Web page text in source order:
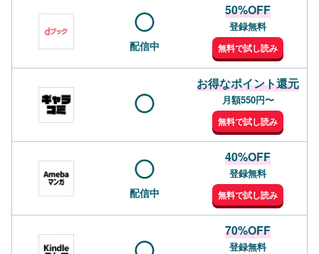
配信中
50%OFF
登録無料
無料で試し読み
お得なポイント還元
月額550円〜
無料で試し読み
配信中
40%OFF
登録無料
無料で試し読み
70%OFF
登録無料